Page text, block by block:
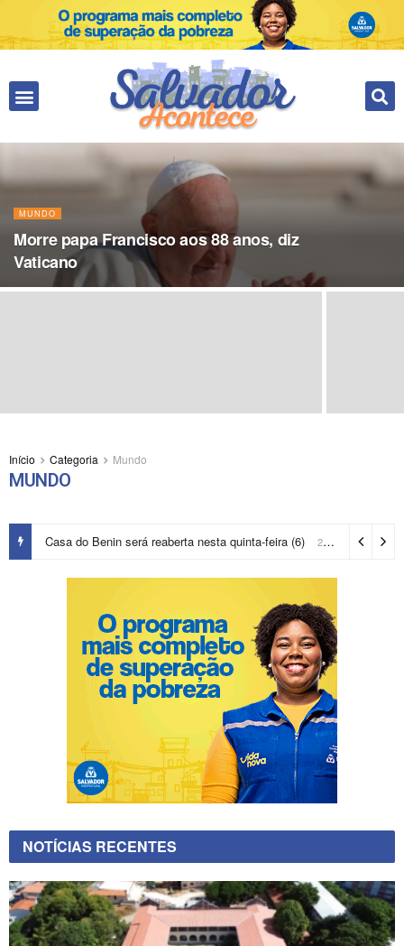
MUNDO
Morre papa Francisco aos 88 anos, diz
Vaticano
Início Categoria Mundo
MUNDO
Casa do Benin será reaberta nesta quinta-feira (6) 2 dias ago
NOTÍCIAS RECENTES